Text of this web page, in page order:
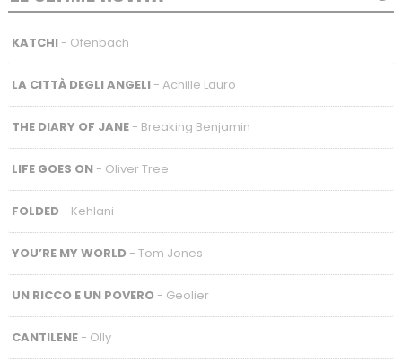
KATCHI- Ofenbach
LA CITTÀ DEGLI ANGELI- Achille Lauro
THE DIARY OF JANE- Breaking Benjamin
LIFE GOES ON- Oliver Tree
FOLDED- Kehlani
YOU’RE MY WORLD- Tom Jones
UN RICCO E UN POVERO- Geolier
CANTILENE- Olly